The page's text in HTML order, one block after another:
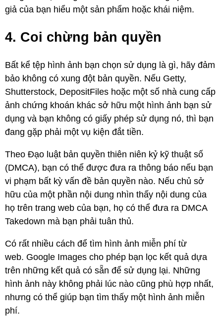
giả của bạn hiểu một sản phẩm hoặc khái niệm.
4. Coi chừng bản quyền
Bất kể tệp hình ảnh bạn chọn sử dụng là gì, hãy đảm
bảo không có xung đột bản quyền. Nếu Getty,
Shutterstock, DepositFiles hoặc một số nhà cung cấp
ảnh chứng khoán khác sở hữu một hình ảnh bạn sử
dụng và bạn không có giấy phép sử dụng nó, thì bạn
đang gặp phải một vụ kiện đắt tiền.
Theo Đạo luật bản quyền thiên niên kỷ kỹ thuật số
(DMCA), bạn có thể được đưa ra thông báo nếu bạn
vi phạm bất kỳ vấn đề bản quyền nào. Nếu chủ sở
hữu của một phần nội dung nhìn thấy nội dung của
họ trên trang web của bạn, họ có thể đưa ra DMCA
Takedown mà bạn phải tuân thủ.
Có rất nhiều cách để tìm hình ảnh miễn phí từ
web. Google Images cho phép bạn lọc kết quả dựa
trên những kết quả có sẵn để sử dụng lại. Những
hình ảnh này không phải lúc nào cũng phù hợp nhất,
nhưng có thể giúp bạn tìm thấy một hình ảnh miễn
phí.